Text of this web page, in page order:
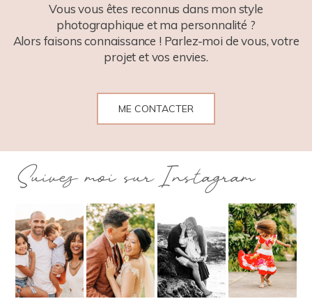
Vous vous êtes reconnus dans mon style
photographique et ma personnalité ?
Alors faisons connaissance ! Parlez-moi de vous, votre
projet et vos envies.
ME CONTACTER
Suivez moi sur Instagram